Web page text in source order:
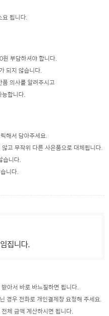
요 됩니다.
부담하셔야 합니다.
되지 않습니다.
의사를 알려주시고
능합니다.
해서 담아주세요.
고 무작위 다른 사은품으로 대체됩니다.
습니다.
니다.
집니다.
아서 바로 바느질하면 됩니다.
경우 전화로 개인결제창 요청해 주세요.
체 금액 계산하시면 됩니다.